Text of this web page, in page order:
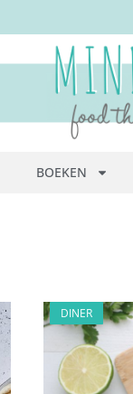
BOEKEN
DINER